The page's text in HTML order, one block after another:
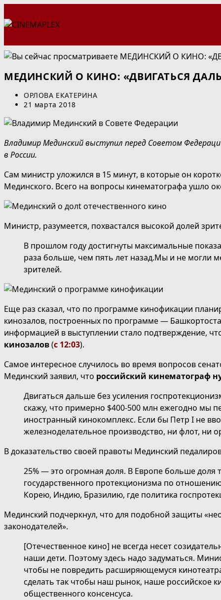
к
МЕДИНСКИЙ О КИНО: «ДВИГАТЬСЯ
Автор
записи:
ОРЛОВА ЕКАТЕРИНА
Запись
21 марта 2018
Владимир Мединский выступил перед Советом
в России.
Сам министр уложился в 15 минут, в которые он
Мединского. Всего на вопросы кинематографа ушло
Министр, разумеется, похвастался высокой долей
В прошлом году достигнуты максимальные
раза больше, чем пять лет назад.Мы и не могли
зрителей.
Еще раз сказал, что по программе кинофикации
кинозалов, построенных по программе —
информацией в выступлении стало подтверждение,
кинозалов(с 12:03).
Самое интересное случилось во время вопросов
Мединский заявил, что российский кинематограф
Двигаться дальше без усиления
скажу, что примерно $400-500 млн ежегодно мы
иностранный кинокомплекс. Если бы Петр I не
железноделательное производство, ни флот, ни
В доказательство своей правоты Мединский
25% — это огромная доля. В Европе больше доля
государственного протекционизма по
Корею, Индию, Бразилию, где политика
Мединский подчеркнул, что для подобной защиты
законодателей».
[Отечественное кино] не всегда несет
наши дети. Поэтому здесь надо задуматься.
чтобы не повредить расширяющемуся
сделать так чтобы наш рынок, наше российское
общественного консенсуса.